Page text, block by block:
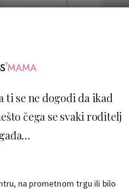
ti se ne dogodi da ikad
čega se svaki roditelj
na prometnom trgu ili bilo